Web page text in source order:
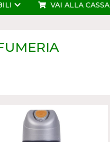
VAI ALLA CASSA